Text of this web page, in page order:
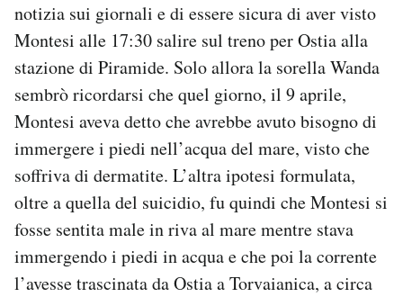
notizia sui giornali e di essere sicura di aver visto
Montesi alle 17:30 salire sul treno per Ostia alla
stazione di Piramide. Solo allora la sorella Wanda
sembrò ricordarsi che quel giorno, il 9 aprile,
Montesi aveva detto che avrebbe avuto bisogno di
immergere i piedi nell’acqua del mare, visto che
soffriva di dermatite. L’altra ipotesi formulata,
oltre a quella del suicidio, fu quindi che Montesi si
fosse sentita male in riva al mare mentre stava
immergendo i piedi in acqua e che poi la corrente
l’avesse trascinata da Ostia a Torvaianica, a circa